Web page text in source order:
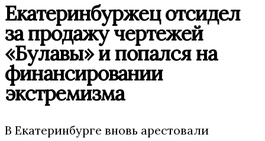
Екатеринбуржец отсидел
за продажу чертежей
«Булавы» и попался на
финансировании
экстремизма
В Екатеринбурге вновь арестовали